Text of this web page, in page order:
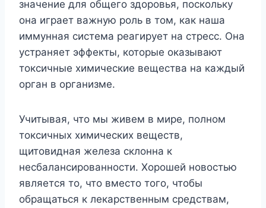
значение для общего здоровья, поскольку
она играет важную роль в том, как наша
иммунная система реагирует на стресс. Она
устраняет эффекты, которые оказывают
токсичные химические вещества на каждый
орган в организме.
Учитывая, что мы живем в мире, полном
токсичных химических веществ,
щитовидная железа склонна к
несбалансированности. Хорошей новостью
является то, что вместо того, чтобы
обращаться к лекарственным средствам,